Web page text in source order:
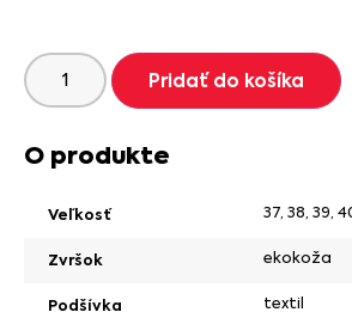
Pridať do košíka
O produkte
Veľkosť 37, 38, 39,
Zvršok ekokoža
Podšívka textil